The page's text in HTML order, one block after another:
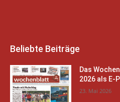
Beliebte Beiträge
Das
2026 als E-
23. Mai 2026